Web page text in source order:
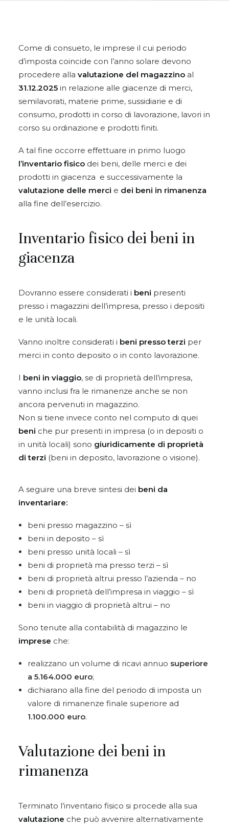
Come di consueto, le imprese il cui periodo
d’imposta coincide con l’anno solare devono
procedere alla valutazione del magazzino al
31.12.2025 in relazione alle giacenze di merci,
semilavorati, materie prime, sussidiarie e di
consumo, prodotti in corso di lavorazione, lavori in
corso su ordinazione e prodotti finiti.
A tal fine occorre effettuare in primo luogo
l’inventario fisico dei beni, delle merci e dei
prodotti in giacenza e successivamente la
valutazione delle merci e dei beni in rimanenza
alla fine dell’esercizio.
Inventario fisico dei beni in
giacenza
Dovranno essere considerati i beni presenti
presso i magazzini dell’impresa, presso i depositi
e le unità locali.
Vanno inoltre considerati i beni presso terzi per
merci in conto deposito o in conto lavorazione.
I beni in viaggio, se di proprietà dell’impresa,
vanno inclusi fra le rimanenze anche se non
ancora pervenuti in magazzino.
Non si tiene invece conto nel computo di quei
beni che pur presenti in impresa (o in depositi o
in unità locali) sono giuridicamente di proprietà
di terzi (beni in deposito, lavorazione o visione).
A seguire una breve sintesi dei beni da
inventariare:
beni presso magazzino – sì
beni in deposito – sì
beni presso unità locali – sì
beni di proprietà ma presso terzi – sì
beni di proprietà altrui presso l’azienda – no
beni di proprietà dell’impresa in viaggio – sì
beni in viaggio di proprietà altrui – no
Sono tenute alla contabilità di magazzino le
imprese che:
realizzano un volume di ricavi annuo superiore
a 5.164.000 euro;
dichiarano alla fine del periodo di imposta un
valore di rimanenze finale superiore ad
1.100.000 euro.
Valutazione dei beni in
rimanenza
Terminato l’inventario fisico si procede alla sua
valutazione che può avvenire alternativamente